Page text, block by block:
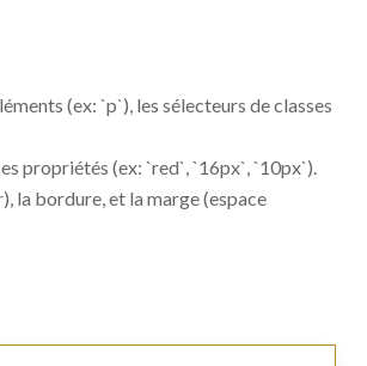
(ex: `p`), les sélecteurs de classes
propriétés (ex: `red`, `16px`, `10px`).
la bordure, et la marge (espace